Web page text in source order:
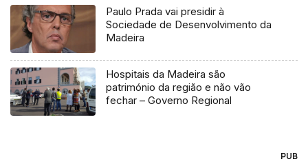
Paulo Prada vai presidir à
Sociedade de Desenvolvimento da
Madeira
Hospitais da Madeira são
património da região e não vão
fechar – Governo Regional
PUB